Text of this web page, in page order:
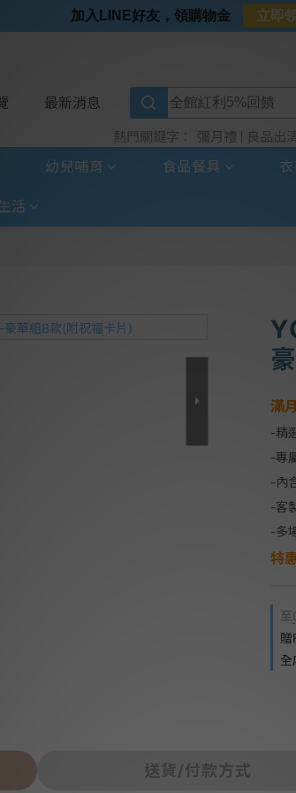
⭐好日照Vogito⭐殺菌好幫手
⭐新客首購限定⭐
最新消息
熱門關鍵字： 彌月禮 良品出
幼兒哺育 食品餐具
活
滿
-精
-專
-內
-客
-多
特
至
贈
全
送貨/付款方式
加入LINE好友，領購物金 立即